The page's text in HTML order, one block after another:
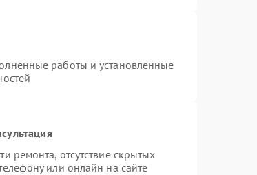
работы и установленные
ремонта, отсутствие скрытых
или онлайн на сайте